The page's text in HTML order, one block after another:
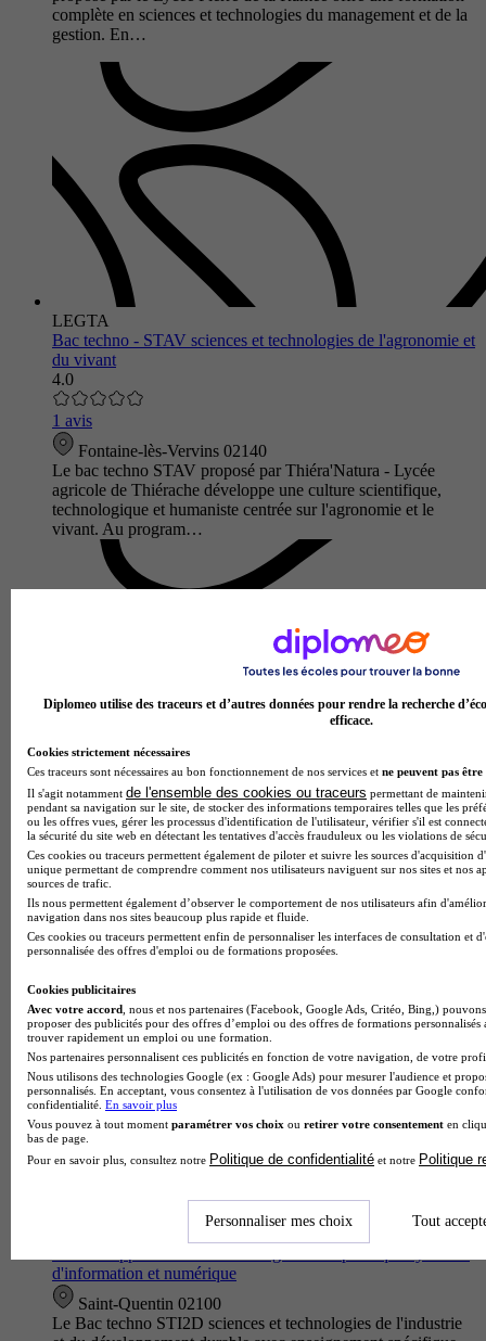
complète en sciences et technologies du management et de la
gestion. En…
LEGTA
Bac techno - STAV sciences et technologies de l'agronomie et
du vivant
4.0
1 avis
Fontaine-lès-Vervins 02140
Le bac techno STAV proposé par Thiéra'Natura - Lycée
agricole de Thiérache développe une culture scientifique,
technologique et humaniste centrée sur l'agronomie et le
vivant. Au program…
Lycée Saint-Joseph
Bac techno - ST2S sciences et technologies de la santé et du
social
Fontaine-lès-Vervins 02140
Le Bac techno ST2S sciences et technologies de la santé et du
social proposé par le Lycée Saint-Joseph offre une formation
approfondie aux enjeux des secteurs sanitaire et social. Les
él…
d'information et numérique
Saint-Quentin 02100
Le Bac techno STI2D sciences et technologies de l'industrie
Diplomeo utilise des traceurs et d’autres données pour rendre la recherche
efficace.
Cookies strictement nécessaires
Ces traceurs sont nécessaires au bon fonctionnement de nos services et ne peuvent pas être
Il s'agit notamment de l'ensemble des cookies ou traceurs permettant de
pendant sa navigation sur le site, de stocker des informations temporaires telles que les
ou les offres vues, gérer les processus d'identification de l'utilisateur, vérifier s'il est
la sécurité du site web en détectant les tentatives d'accès frauduleux ou les violations de
Ces cookies ou traceurs permettent également de piloter et suivre les sources d'acquisition
unique permettant de comprendre comment nos utilisateurs naviguent sur nos sites et nos
sources de trafic.
Ils nous permettent également d’observer le comportement de nos utilisateurs afin
navigation dans nos sites beaucoup plus rapide et fluide.
Ces cookies ou traceurs permettent enfin de personnaliser les interfaces de consultation et
personnalisée des offres d'emploi ou de formations proposées.
Cookies publicitaires
Avec votre accord , nous et nos partenaires (Facebook, Google Ads, Critéo, Bing,)
proposer des publicités pour des offres d’emploi ou des offres de formations
trouver rapidement un emploi ou une formation.
Nos partenaires personnalisent ces publicités en fonction de votre navigation, de votre
Nous utilisons des technologies Google (ex : Google Ads) pour mesurer l'audience et
personnalisés. En acceptant, vous consentez à l'utilisation de vos données par Google
confidentialité. En savoir plus
Vous pouvez à tout moment paramétrer vos choix ou retirer votre consentement en
bas de page.
Pour en savoir plus, consultez notre Politique de confidentialité et notre Politique
Personnaliser mes choix Tout